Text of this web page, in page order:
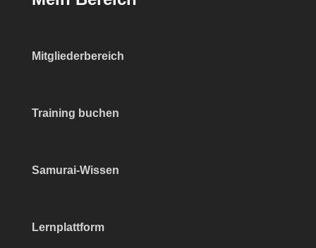
Mitgliederbereich
Training buchen
Samurai-Wissen
Lernplattform